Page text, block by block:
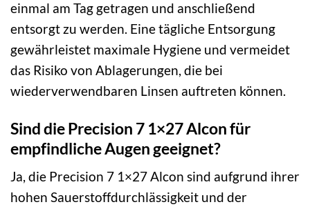
einmal am Tag getragen und anschließend
entsorgt zu werden. Eine tägliche Entsorgung
gewährleistet maximale Hygiene und vermeidet
das Risiko von Ablagerungen, die bei
wiederverwendbaren Linsen auftreten können.
Sind die Precision 7 1×27 Alcon für
empfindliche Augen geeignet?
Ja, die Precision 7 1×27 Alcon sind aufgrund ihrer
hohen Sauerstoffdurchlässigkeit und der